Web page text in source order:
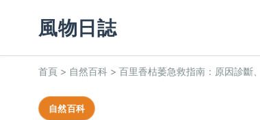
風物日誌
首頁 > 自然百科 > 百里香枯萎急救指南：原因診斷
自然百科